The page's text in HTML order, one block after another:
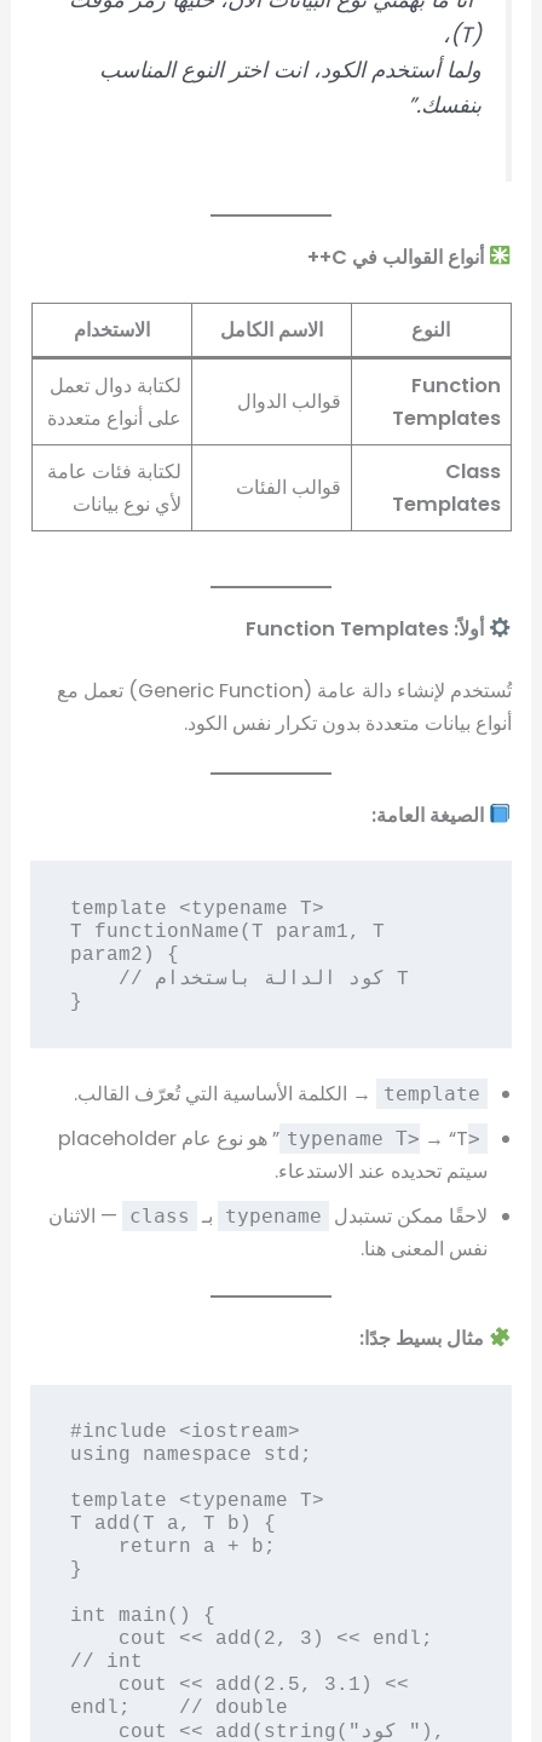
(T)،
ولما أستخدم الكود، انت اختر النوع المناسب
بنفسك.”
أنواع القوالب في C++
النوع الاسم الكامل
الاستخدام
Function
Templates
قوالب الدوال
لكتابة دوال تعمل
على أنواع متعددة
Class
Templates
قوالب الفئات
لكتابة فئات عامة
لأي نوع بيانات
أولاً: Function Templates
تُستخدم لإنشاء دالة عامة (Generic Function) تعمل مع
أنواع بيانات متعددة بدون تكرار نفس الكود.
الصيغة العامة:
template <typename T>
T functionName(T param1, T
param2) {
template → الكلمة الأساسية التي تُعرّف القالب.
<typename T>
→ “T” هو نوع عام placeholder
سيتم تحديده عند الاستدعاء.
لاحقًا ممكن تستبدل
typename بـ class
— الاثنان
نفس المعنى هنا.
مثال بسيط جدًا:
#include <iostream>
using namespace std;
template <typename T>
T add(T a, T b) {
}
int main() {
// int
endl;    // double